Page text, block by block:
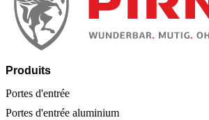
Produits
Portes d'entrée
Portes d'entrée aluminium